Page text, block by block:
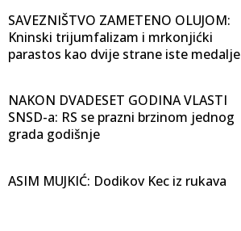
SAVEZNIŠTVO ZAMETENO OLUJOM:
Kninski trijumfalizam i mrkonjićki
parastos kao dvije strane iste medalje
NAKON DVADESET GODINA VLASTI
SNSD-a: RS se prazni brzinom jednog
grada godišnje
ASIM MUJKIĆ: Dodikov Kec iz rukava